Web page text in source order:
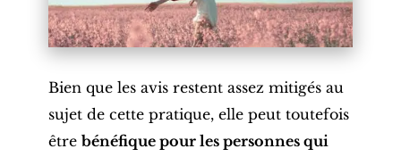
Bien que les avis restent assez mitigés au
sujet de cette pratique, elle peut toutefois
être bénéfique pour les personnes qui